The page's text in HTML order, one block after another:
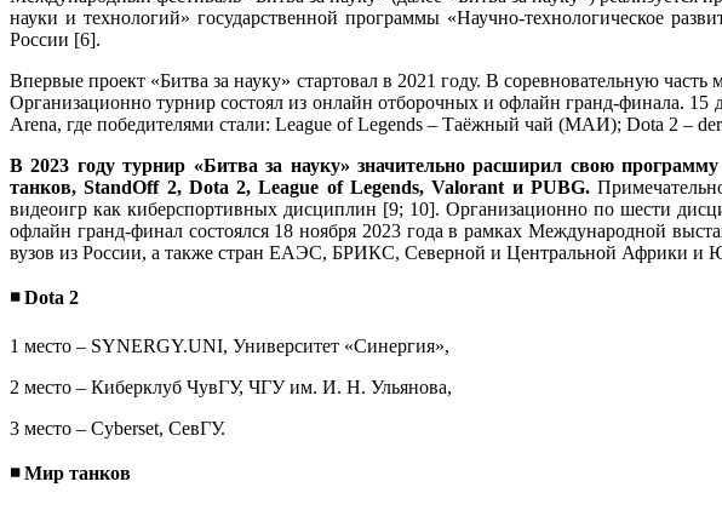
науки и технологий» государственной программы «Научно-технологическое
России [6].
Впервые проект «Битва за науку» стартовал в 2021 году. В соревновательную
Организационно турнир состоял из онлайн отборочных и офлайн гранд-финала. 15
Arena, где победителями стали: League of Legends – Таёжный чай (МАИ); Dota 2 –
В 2023 году турнир «Битва за науку» значительно расширил свою
танков, StandOff 2, Dota 2, League of Legends, Valorant и PUBG.
видеоигр как киберспортивных дисциплин [9; 10]. Организационно по шести
офлайн гранд-финал состоялся 18 ноября 2023 года в рамках Международной
вузов из России, а также стран ЕАЭС, БРИКС, Северной и Центральной Африки и
◾Dota 2
1 место – SYNERGY.UNI, Университет «Синергия»,
2 место – Киберклуб ЧувГУ, ЧГУ им. И. Н. Ульянова,
3 место – Cyberset, СевГУ.
◾Мир танков